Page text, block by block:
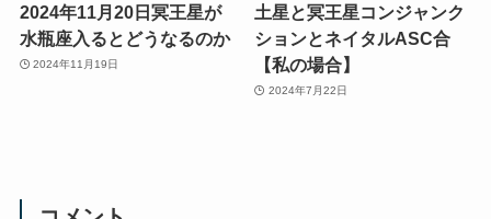
2024年11月20日冥王星が
水瓶座入るとどうなるのか
2024年11月19日
土星と冥王星コンジャンク
ションとネイタルASC合
【私の場合】
2024年7月22日